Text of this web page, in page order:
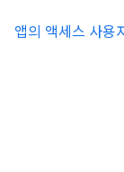
앱의 액세스 사용